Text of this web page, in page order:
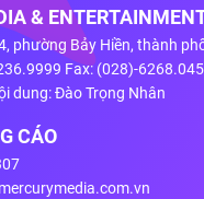
&
phường Bảy Hiền, thành
Fax: (028)-
dung: Đào Trọng Nhân
CÁO